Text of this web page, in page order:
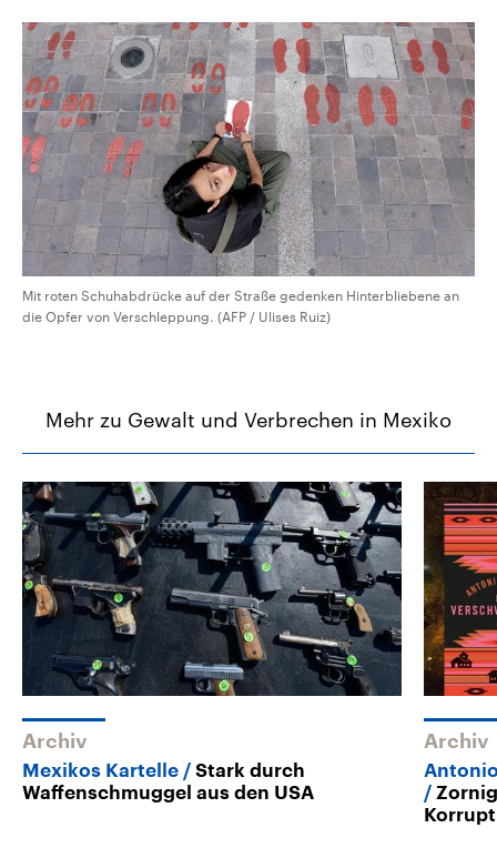
Mit roten Schuhabdrücke auf der Straße gedenken Hinterbliebene an
die Opfer von Verschleppung. (AFP / Ulises Ruiz)
Mehr zu Gewalt und Verbrechen in Mexiko
Archiv
Mexikos Kartelle
Stark durch
Waffenschmuggel aus den USA
Archiv